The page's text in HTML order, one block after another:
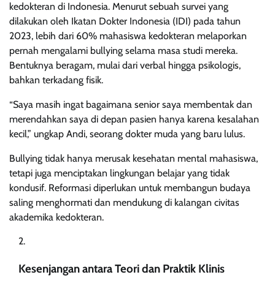
kedokteran di Indonesia. Menurut sebuah survei yang
dilakukan oleh Ikatan Dokter Indonesia (IDI) pada tahun
2023, lebih dari 60% mahasiswa kedokteran melaporkan
pernah mengalami bullying selama masa studi mereka.
Bentuknya beragam, mulai dari verbal hingga psikologis,
bahkan terkadang fisik.
“Saya masih ingat bagaimana senior saya membentak dan
merendahkan saya di depan pasien hanya karena kesalahan
kecil,” ungkap Andi, seorang dokter muda yang baru lulus.
Bullying tidak hanya merusak kesehatan mental mahasiswa,
tetapi juga menciptakan lingkungan belajar yang tidak
kondusif. Reformasi diperlukan untuk membangun budaya
saling menghormati dan mendukung di kalangan civitas
akademika kedokteran.
Kesenjangan antara Teori dan Praktik Klinis